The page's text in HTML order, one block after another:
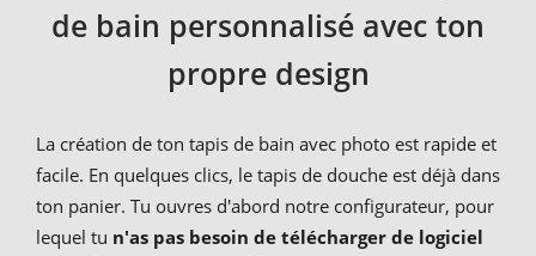
de bain personnalisé avec ton
propre design
La création de ton tapis de bain avec photo est rapide et
facile. En quelques clics, le tapis de douche est déjà dans
ton panier. Tu ouvres d'abord notre configurateur, pour
lequel tu n'as pas besoin de télécharger de logiciel